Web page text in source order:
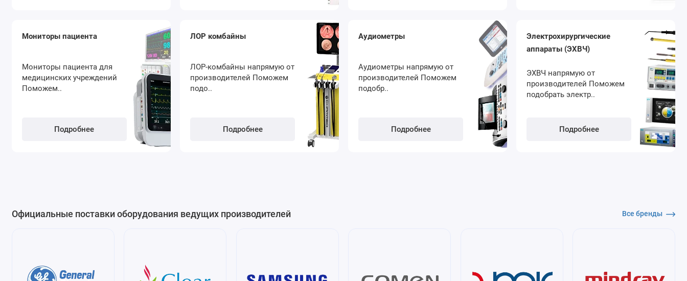
Мониторы пациента
Мониторы пациента для
медицинских учреждений
Поможем..
Подробнее
ЛОР комбайны
ЛОР-комбайны напрямую от
производителей Поможем
подо..
Подробнее
Аудиометры
Аудиометры напрямую от
производителей Поможем
подобр..
Подробнее
Электрохирургические
аппараты (ЭХВЧ)
ЭХВЧ напрямую от
производителей Поможем
подобрать электр..
Подробнее
Официальные поставки оборудования ведущих производителей Все бренды